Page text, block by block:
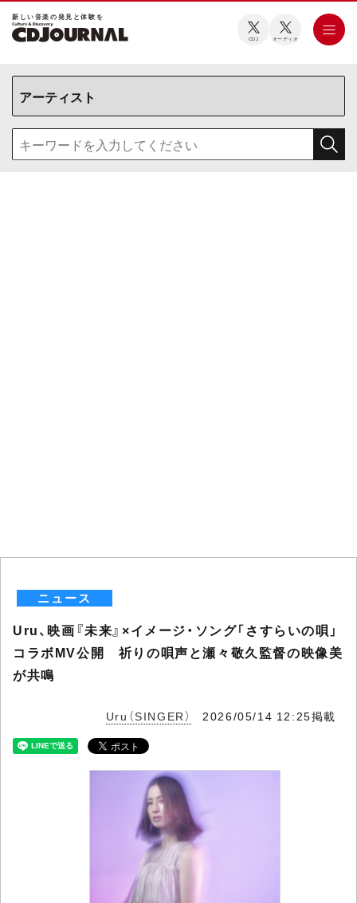
新しい⾳楽の発⾒と体験を
CDJ オーディオ
ニュース
Uru、映画『未来』×イメージ・ソング「さすらいの唄」
コラボMV公開 祈りの唄声と瀬々敬久監督の映像美
が共鳴
Uru（SINGER） 2026/05/14 12:25掲載